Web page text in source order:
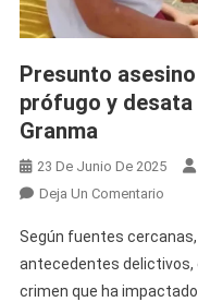
Presunto
prófugo y desata
Granma
23 De Junio De 2025
Deja Un ComentarioEn
De
Una
Según fuentes cercanas,
antecedentes delictivos,
crimen que ha impactado